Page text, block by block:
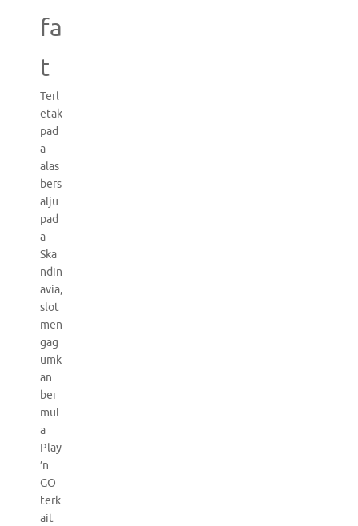
fa
t
Terl
etak
pad
a
alas
bers
alju
pad
a
Ska
ndin
avia,
slot
men
gag
umk
an
ber
mul
a
Play
’n
GO
terk
ait